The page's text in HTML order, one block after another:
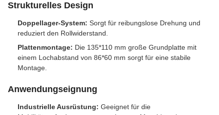
Strukturelles Design
Doppellager-System: Sorgt für reibungslose Drehung und
reduziert den Rollwiderstand.
Plattenmontage: Die 135*110 mm große Grundplatte mit
einem Lochabstand von 86*60 mm sorgt für eine stabile
Montage.
Anwendungseignung
Industrielle Ausrüstung: Geeignet für die